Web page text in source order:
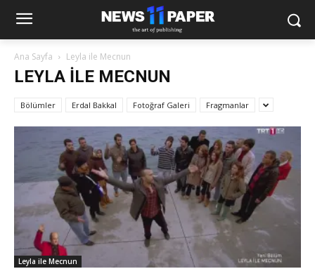
Ana Sayfa Leyla ile Mecnun
LEYLA ILE MECNUN
Bölümler Erdal Bakkal Fotoğraf Galeri Fragmanlar
Leyla ile Mecnun